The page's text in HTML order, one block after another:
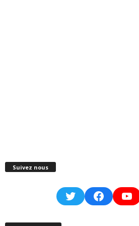
Suivez nous
Twitter